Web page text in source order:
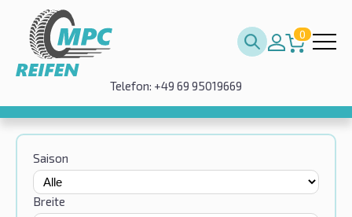
0
Telefon: +49 69 95019669
Saison
Breite